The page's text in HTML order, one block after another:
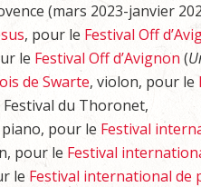
(mars 2023-janvier
, pour le Festival Off
le Festival Off d’Avignon(
de Swarte, violon, pour le
Festival du Thoronet,
pour le Festival
pour le Festival
le Festival international de